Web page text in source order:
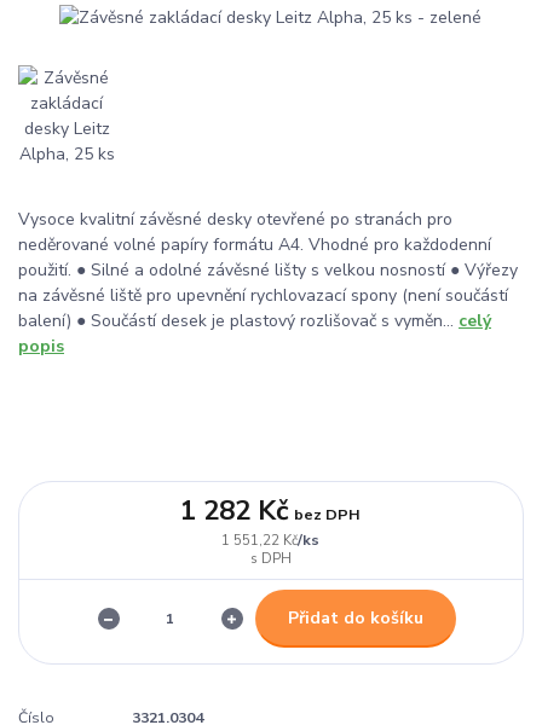
Vysoce kvalitní závěsné desky otevřené po stranách pro
neděrované volné papíry formátu A4. Vhodné pro každodenní
použití. ● Silné a odolné závěsné lišty s velkou nosností ● Výřezy
na závěsné liště pro upevnění rychlovazací spony (není součástí
balení) ● Součástí desek je plastový rozlišovač s vyměn... celý
popis
1 551,22 Kč/ks
1 282 Kč bez DPH
Přidat do košíku
Číslo
3321.0304